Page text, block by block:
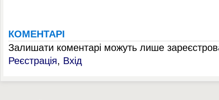
КОМЕНТАРІ
Залишати коментарі можуть лише
Реєстрація, Вхід